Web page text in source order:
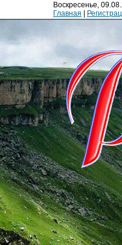
Воскресенье,
Главная